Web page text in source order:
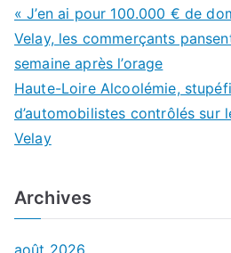
« J’en ai pour 100.000 € de
Velay, les commerçants
semaine après l’orage
Haute-Loire Alcoolémie,
d’automobilistes contrôlés sur
Velay
Archives
août 2026